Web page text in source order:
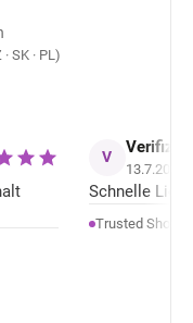
SK · PL)
V
13.7.2026
Schnelle
Trusted Shops